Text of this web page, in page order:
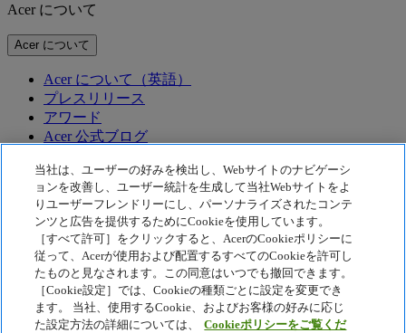
Acer について
Acer について
Acer について（英語）
プレスリリース
アワード
Acer 公式ブログ
テクノロジー
テクノロジー
Acer テクノロジー
McAfee
Acer Display Widget
プライバシーポリシー
Cookie ポリシー
当社は、ユーザーの好みを検出し、Webサイトのナビゲーシ
ョンを改善し、ユーザー統計を生成して当社Webサイトをよ
りユーザーフレンドリーにし、パーソナライズされたコンテ
ンツと広告を提供するためにCookieを使用しています。
［すべて許可］をクリックすると、AcerのCookieポリシーに
従って、Acerが使用および配置するすべてのCookieを許可し
たものと見なされます。この同意はいつでも撤回できます。
［Cookie設定］では、Cookieの種類ごとに設定を変更でき
ます。 当社、使用するCookie、およびお客様の好みに応じ
た設定方法の詳細については、
Cookieポリシーをご覧くだ